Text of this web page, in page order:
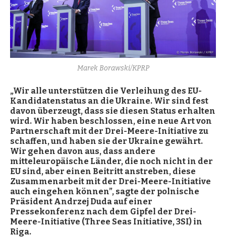
Marek Borawski/KPRP
„Wir alle unterstützen die Verleihung des EU-
Kandidatenstatus an die Ukraine. Wir sind fest
davon überzeugt, dass sie diesen Status erhalten
wird. Wir haben beschlossen, eine neue Art von
Partnerschaft mit der Drei-Meere-Initiative zu
schaffen, und haben sie der Ukraine gewährt.
Wir gehen davon aus, dass andere
mitteleuropäische Länder, die noch nicht in der
EU sind, aber einen Beitritt anstreben, diese
Zusammenarbeit mit der Drei-Meere-Initiative
auch eingehen können”, sagte der polnische
Präsident Andrzej Duda auf einer
Pressekonferenz nach dem Gipfel der Drei-
Meere-Initiative (Three Seas Initiative, 3SI) in
Riga.